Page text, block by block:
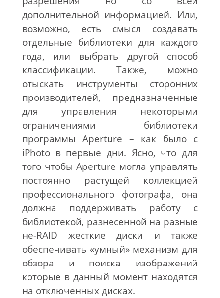
дополнительной информацией. Или,
возможно, есть смысл создавать
отдельные библиотеки для каждого
года, или выбрать другой способ
классификации. Также, можно
отыскать инструменты сторонних
производителей, предназначенные
для управления некоторыми
ограничениями библиотеки
программы Aperture – как было с
iPhoto в первые дни. Ясно, что для
того чтобы Aperture могла управлять
постоянно растущей коллекцией
профессионального фотографа, она
должна поддерживать работу с
библиотекой, разнесенной на разные
не-RAID жесткие диски и также
обеспечивать «умный» механизм для
обзора и поиска изображений
которые в данный момент находятся
на отключенных дисках.